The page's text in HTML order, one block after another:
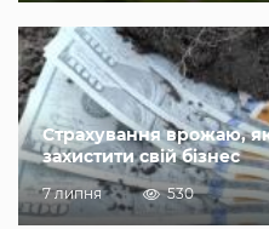
Страхування врожаю,
захистити свій бізнес
7 липня 530